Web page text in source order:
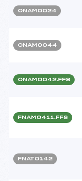
ONAM0024
ONAM0044
ONAM0042.FFS
FNAM0411.FFS
FNAT0142